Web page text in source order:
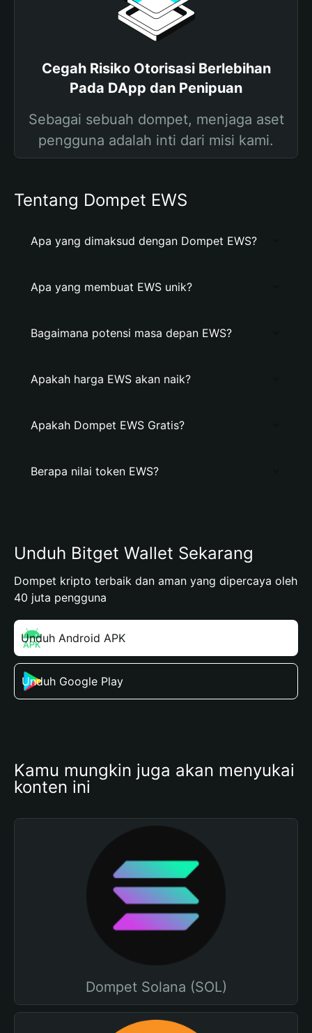
Cegah Risiko Otorisasi Berlebihan
Pada DApp dan Penipuan
Sebagai sebuah dompet, menjaga aset
pengguna adalah inti dari misi kami.
Tentang Dompet EWS
Apa yang dimaksud dengan Dompet EWS?
Apa yang membuat EWS unik?
Bagaimana potensi masa depan EWS?
Apakah harga EWS akan naik?
Apakah Dompet EWS Gratis?
Berapa nilai token EWS?
Unduh Bitget Wallet Sekarang
Dompet kripto terbaik dan aman yang dipercaya oleh
40 juta pengguna
Unduh Android APK
Unduh Google Play
Kamu mungkin juga akan menyukai
konten ini
Dompet Solana (SOL)